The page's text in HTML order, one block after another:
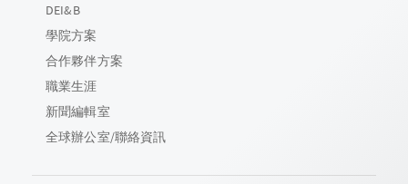
DEI&B
學院方案
合作夥伴方案
職業生涯
新聞編輯室
全球辦公室/聯絡資訊